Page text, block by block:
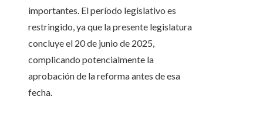
importantes. El período legislativo es
restringido, ya que la presente legislatura
concluye el 20 de junio de 2025,
complicando potencialmente la
aprobación de la reforma antes de esa
fecha.